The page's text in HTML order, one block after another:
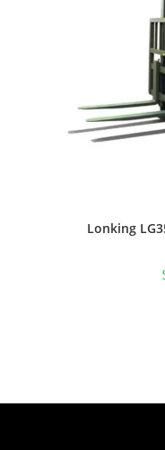
Lonking